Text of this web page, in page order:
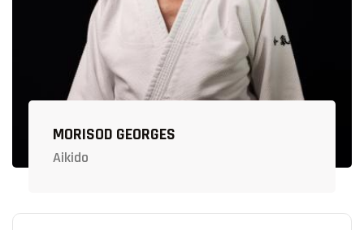
MORISOD GEORGES
Aikido